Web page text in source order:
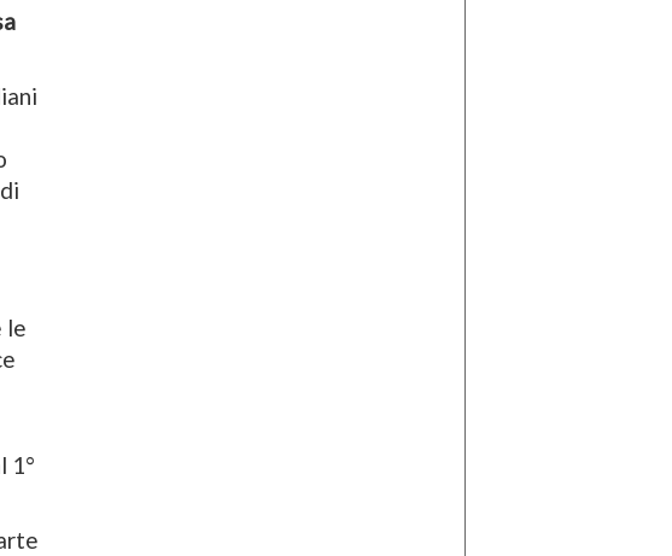
le
1°